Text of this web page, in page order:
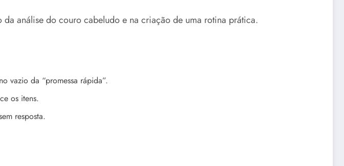
da análise do couro cabeludo e na criação de uma rotina prática.
vazio da “promessa rápida”.
os itens.
resposta.